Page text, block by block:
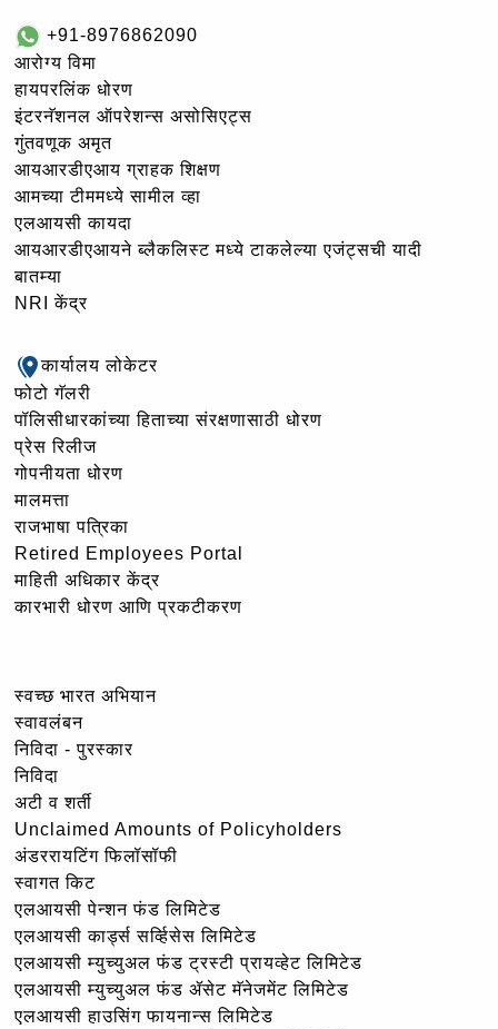
+91-8976862090
आरोग्य विमा
हायपरलिंक धोरण
इंटरनॅशनल ऑपरेशन्स असोसिएट्स
गुंतवणूक अमृत
आयआरडीएआय ग्राहक शिक्षण
आमच्या टीममध्ये सामील व्हा
एलआयसी कायदा
आयआरडीएआयने ब्लैकलिस्ट मध्ये टाकलेल्या एजंट्सची यादी
बातम्या
NRI केंद्र
कार्यालय लोकेटर
फोटो गॅलरी
पॉलिसीधारकांच्या हिताच्या संरक्षणासाठी धोरण
प्रेस रिलीज
गोपनीयता धोरण
मालमत्ता
राजभाषा पत्रिका
Retired Employees Portal
माहिती अधिकार केंद्र
कारभारी धोरण आणि प्रकटीकरण
स्वच्छ भारत अभियान
स्वावलंबन
निविदा - पुरस्कार
निविदा
अटी व शर्ती
Unclaimed Amounts of Policyholders
अंडररायटिंग फिलॉसॉफी
स्वागत किट
एलआयसी पेन्शन फंड लिमिटेड
एलआयसी कार्ड्स सर्व्हिसेस लिमिटेड
एलआयसी म्युच्युअल फंड ट्रस्टी प्रायव्हेट लिमिटेड
एलआयसी म्युच्युअल फंड ॲसेट मॅनेजमेंट लिमिटेड
एलआयसी हाउसिंग फायनान्स लिमिटेड